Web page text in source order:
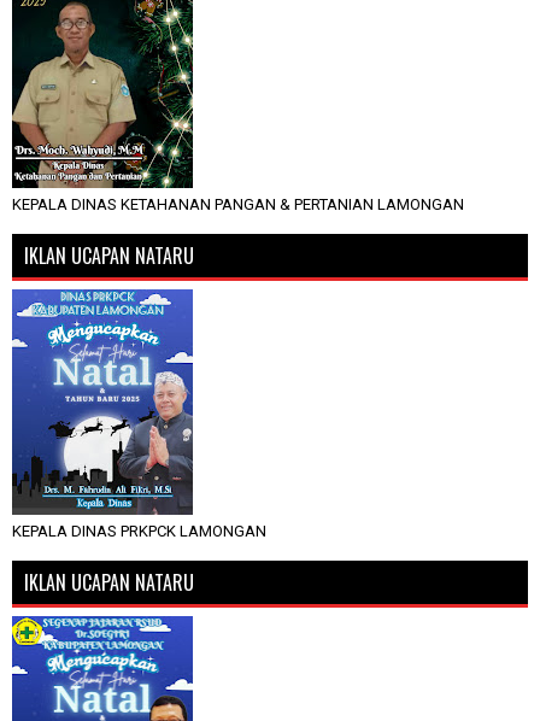
KEPALA DINAS KETAHANAN PANGAN & PERTANIAN LAMONGAN
IKLAN UCAPAN NATARU
KEPALA DINAS PRKPCK LAMONGAN
IKLAN UCAPAN NATARU